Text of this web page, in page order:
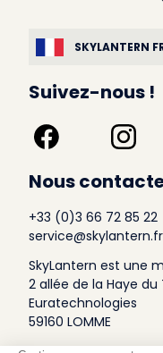
SKYLANTERN
Suivez-nous !
Nous
+33 (0)3 66 72 85 22
service@skylantern.fr
SkyLantern est une
2 allée de la Haye du
Euratechnologies
59160 LOMME